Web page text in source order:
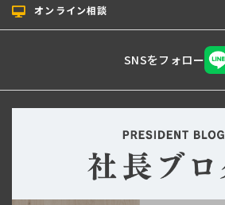
オンライン相談
SNSをフォロー